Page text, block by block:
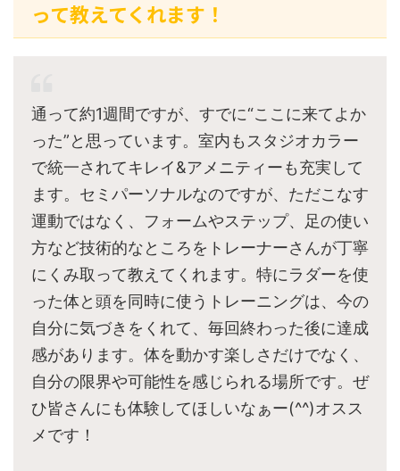
って教えてくれます！
通って約1週間ですが、すでに“ここに来てよか
った”と思っています。室内もスタジオカラー
で統一されてキレイ&アメニティーも充実して
ます。セミパーソナルなのですが、ただこなす
運動ではなく、フォームやステップ、足の使い
方など技術的なところをトレーナーさんが丁寧
にくみ取って教えてくれます。特にラダーを使
った体と頭を同時に使うトレーニングは、今の
自分に気づきをくれて、毎回終わった後に達成
感があります。体を動かす楽しさだけでなく、
自分の限界や可能性を感じられる場所です。ぜ
ひ皆さんにも体験してほしいなぁー(^^)オスス
メです！